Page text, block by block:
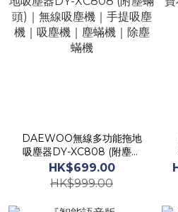
DAEWOO無線多功能拖地
吸塵器DY-XC808 (附塵蟎
頭)｜無線吸塵機｜手提吸塵
機｜吸塵機｜塵蟎機｜除塵
HK$699.00
HK$999.00